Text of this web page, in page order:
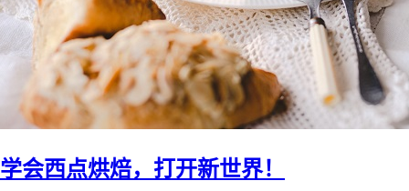
学会西点烘焙，打开新世界！